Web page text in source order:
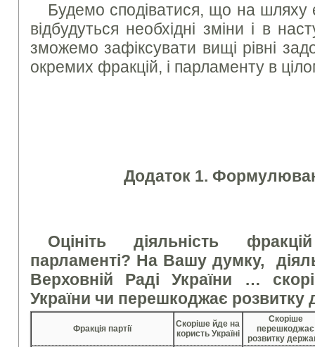
Будемо сподіватися, що на шляху
відбудуться необхідні зміни і в
зможемо зафіксувати вищі рівні
окремих фракцій, і парламенту в
Додаток 1.
Оцініть діяльність
парламенті? На Вашу думку,
Верховній Раді України …
України чи перешкоджає розвитку
Фракція партії
Скоріше йде на
користьУкраїні
Скоріше
перешкоджає
розвитку